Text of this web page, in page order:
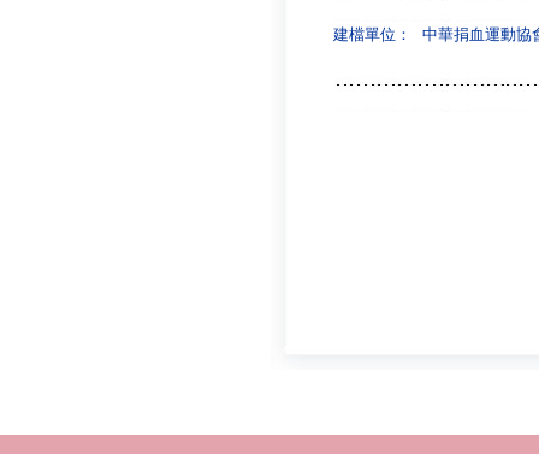
建檔單位： 中華捐血運動協